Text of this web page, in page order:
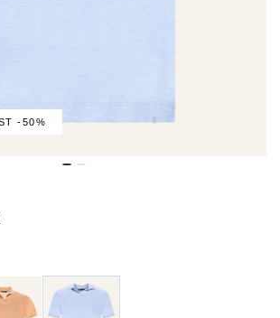
-50%